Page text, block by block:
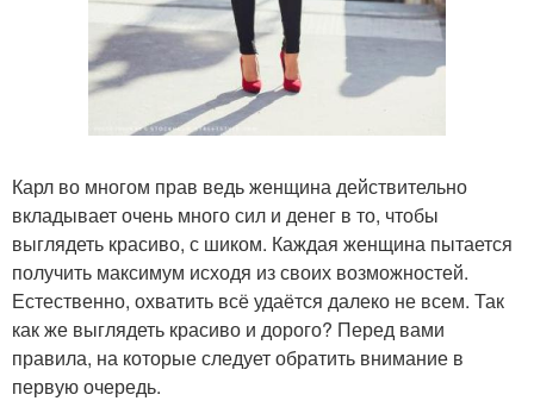
Карл во многом прав ведь женщина действительно
вкладывает очень много сил и денег в то, чтобы
выглядеть красиво, с шиком. Каждая женщина пытается
получить максимум исходя из своих возможностей.
Естественно, охватить всё удаётся далеко не всем. Так
как же выглядеть красиво и дорого? Перед вами
правила, на которые следует обратить внимание в
первую очередь.